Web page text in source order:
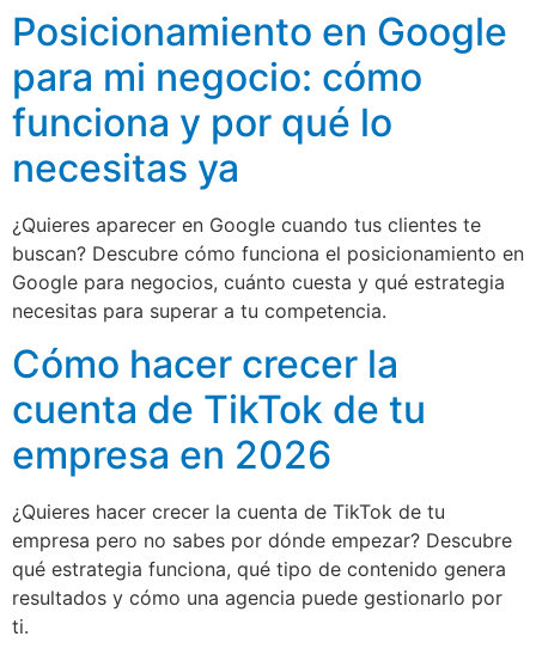
Posicionamiento en Google
para mi negocio: cómo
funciona y por qué lo
necesitas ya
¿Quieres aparecer en Google cuando tus clientes te
buscan? Descubre cómo funciona el posicionamiento en
Google para negocios, cuánto cuesta y qué estrategia
necesitas para superar a tu competencia.
Cómo hacer crecer la
cuenta de TikTok de tu
empresa en 2026
¿Quieres hacer crecer la cuenta de TikTok de tu
empresa pero no sabes por dónde empezar? Descubre
qué estrategia funciona, qué tipo de contenido genera
resultados y cómo una agencia puede gestionarlo por
ti.